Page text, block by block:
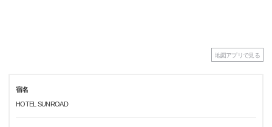
地図アプリで見る
宿名
HOTEL SUNROAD